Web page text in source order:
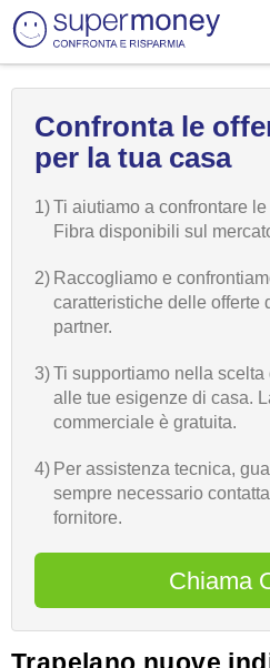
Confronta le
per la tua casa
1)Ti aiutiamo a confrontare
Fibra disponibili sul
2) Raccogliamo e
caratteristiche delle offerte
partner.
3)Ti supportiamo nella scelta
alle tue esigenze di casa.
commerciale è gratuita.
4) Per assistenza tecnica,
sempre necessario
fornitore.
Chiama